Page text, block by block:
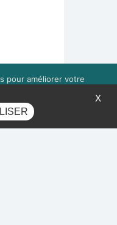
pour améliorer votre
X